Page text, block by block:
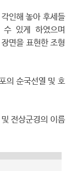
인해 놓아 후세들
있게 하였으며
면을 표현한 조형
의 순국선열 및 호
전상군경의 이름